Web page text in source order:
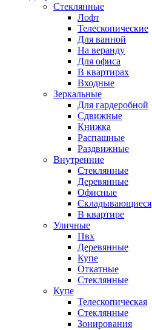
Стеклянные
Лофт
Телескопические
Для ванной
На веранду
Для офиса
В квартирах
Входные
Зеркальные
Для гардеробной
Сдвижные
Книжка
Распашные
Раздвижные
Внутренние
Стеклянные
Деревянные
Офисные
Складывающиеся
В квартире
Уличные
Пвх
Деревянные
Купе
Откатные
Стеклянные
Купе
Телескопическая
Стеклянные
Зонирования